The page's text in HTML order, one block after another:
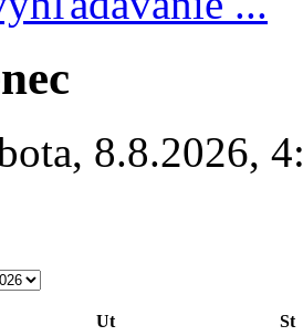
, 8.8.2026,
Ut St